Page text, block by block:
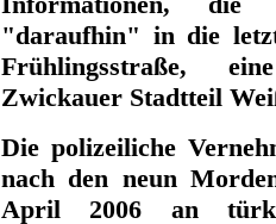
"daraufhin" in die
Frühlingsstraße,
Zwickauer Stadtteil
Die polizeiliche
nach den neun
April 2006 an